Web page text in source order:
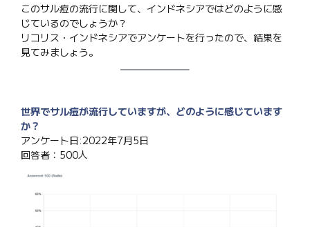
このサル痘の流行に関して、インドネシアではどのように感
じているのでしょうか？
リコリス・インドネシアでアンケートを行ったので、結果を
見てみましょう。
世界でサル痘が流行していますが、どのように感じています
か？
アンケート日:2022年7月5日
回答者：500人